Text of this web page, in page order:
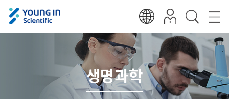
생명과학